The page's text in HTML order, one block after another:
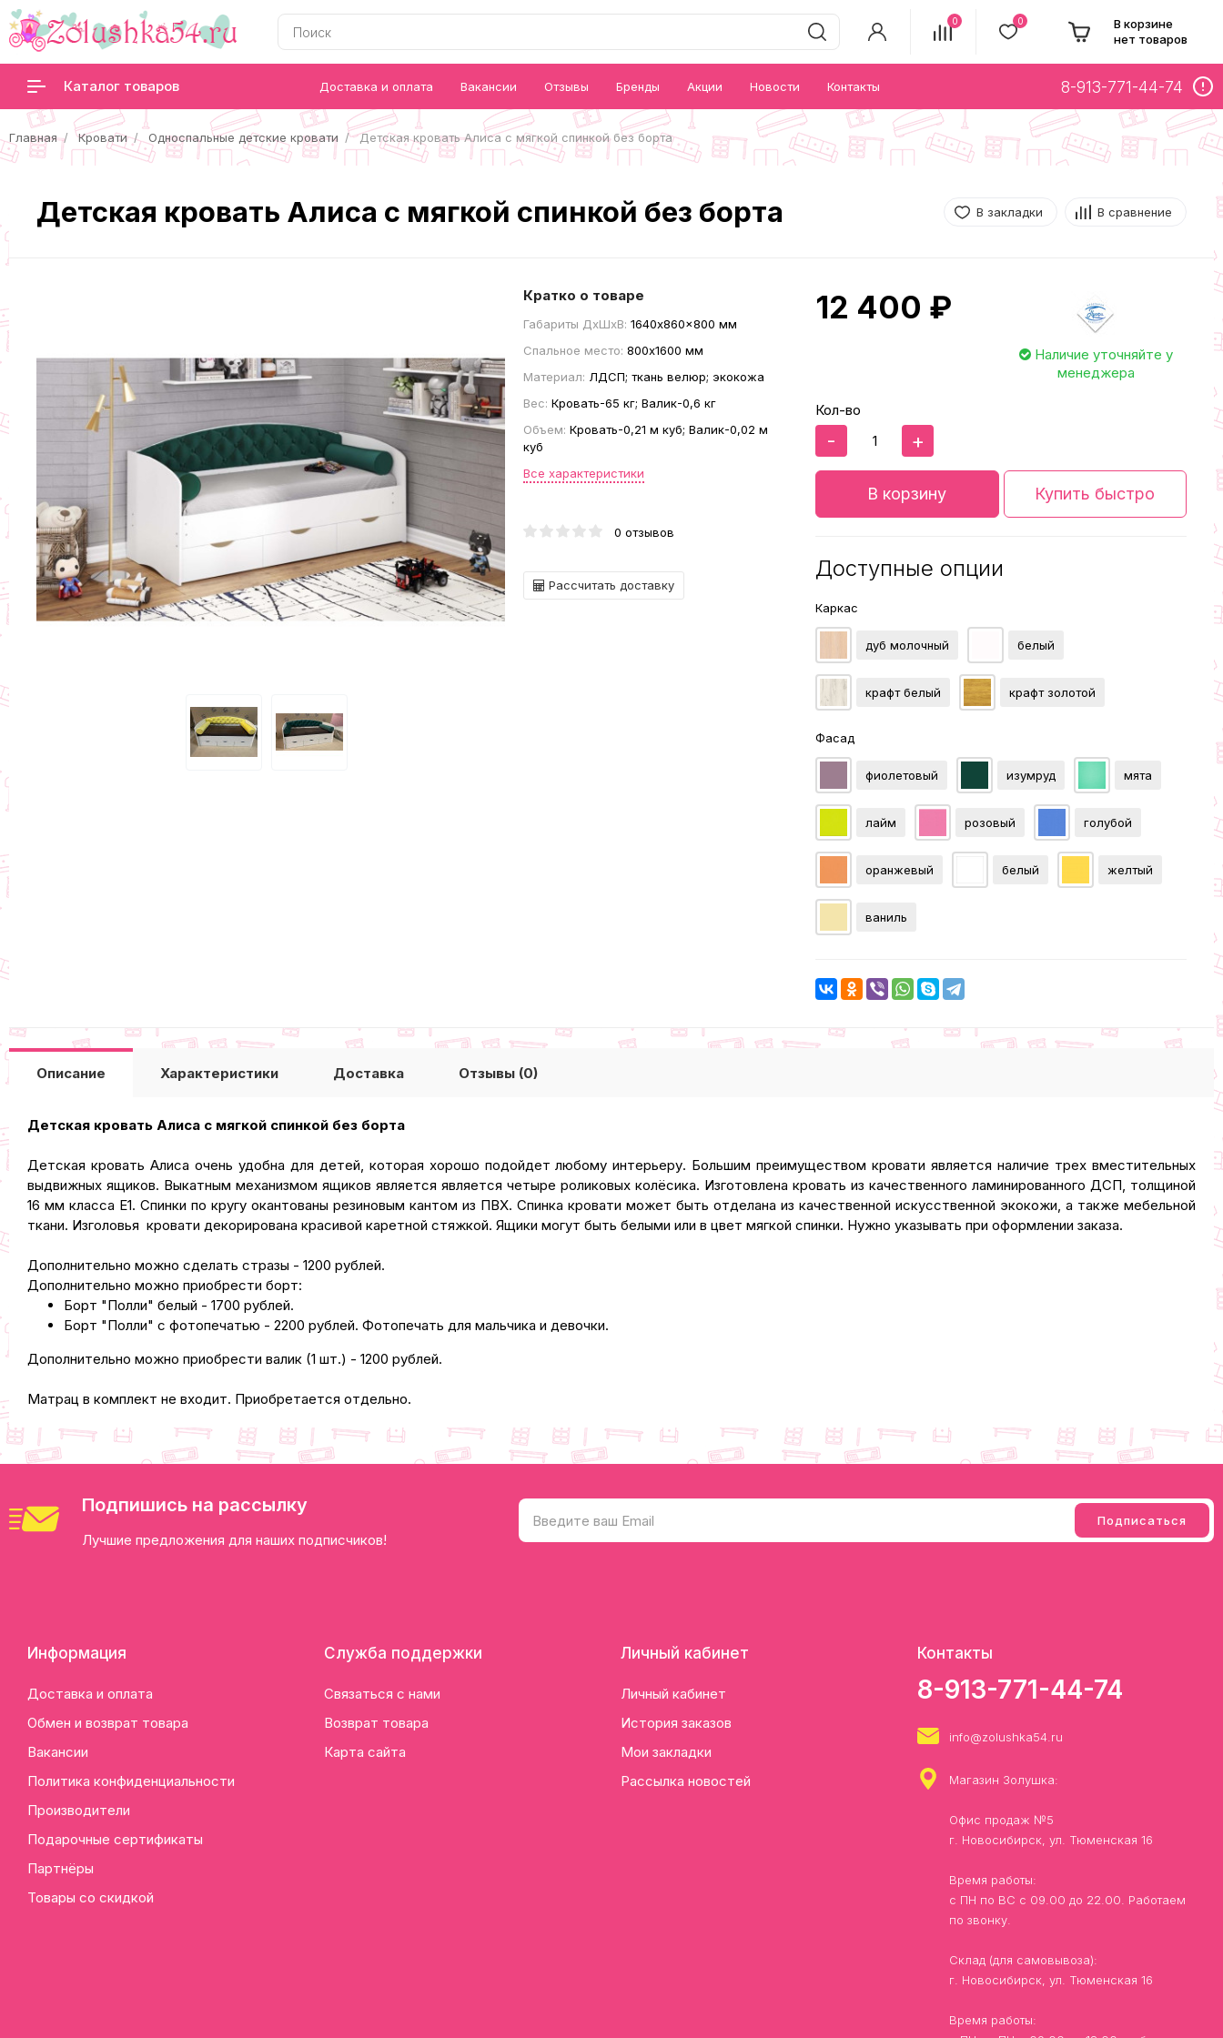
0 0
В корзине
нет товаров
Каталог товаров Доставка и оплата Вакансии Отзывы Бренды Акции Новости Контакты 8-913-771-44-74
Главная Кровати Односпальные детские кровати Детская кровать Алиса с мягкой спинкой без борта
Детская кровать Алиса с мягкой спинкой без борта В закладки В сравнение
Кратко о товаре
Габариты ДxШxВ: 1640x860x800 мм
Спальное место: 800x1600 мм
Материал: ЛДСП; ткань велюр; экокожа
Вес: Кровать-65 кг; Валик-0,6 кг
Объем: Кровать-0,21 м куб; Валик-0,02 м
куб
Все характеристики
0 отзывов
Рассчитать доставку
12 400 ₽
Наличие уточняйте у
менеджера
Кол-во
- +
В корзину Купить быстро
Доступные опции
Каркас
дуб молочный белый
крафт белый крафт золотой
Фасад
фиолетовый изумруд мята
лайм розовый голубой
оранжевый белый желтый
ваниль
Описание Характеристики Доставка Отзывы (0)
Детская кровать Алиса с мягкой спинкой без борта
Детская кровать Алиса очень удобна для детей, которая хорошо подойдет любому интерьеру. Большим преимуществом кровати является наличие трех вместительных
выдвижных ящиков. Выкатным механизмом ящиков является является четыре роликовых колёсика. Изготовлена кровать из качественного ламинированного ДСП, толщиной
16 мм класса Е1. Спинки по кругу окантованы резиновым кантом из ПВХ. Спинка кровати может быть отделана из качественной искусственной экокожи, а также мебельной
ткани. Изголовья кровати декорирована красивой каретной стяжкой. Ящики могут быть белыми или в цвет мягкой спинки. Нужно указывать при оформлении заказа.
Дополнительно можно сделать стразы - 1200 рублей.
Дополнительно можно приобрести борт:
Борт "Полли" белый - 1700 рублей.
Борт "Полли" с фотопечатью - 2200 рублей. Фотопечать для мальчика и девочки.
Дополнительно можно приобрести валик (1 шт.) - 1200 рублей.
Матрац в комплект не входит. Приобретается отдельно.
Подпишись на рассылку
Лучшие предложения для наших подписчиков!
Информация
Доставка и оплата
Обмен и возврат товара
Вакансии
Политика конфиденциальности
Производители
Подарочные сертификаты
Партнёры
Товары со скидкой
Служба поддержки
Связаться с нами
Возврат товара
Карта сайта
Личный кабинет
Личный кабинет
История заказов
Мои закладки
Рассылка новостей
Контакты
8-913-771-44-74
info@zolushka54.ru
Магазин Золушка:
Офис продаж №5
г. Новосибирск, ул. Тюменская 16
Время работы:
с ПН по ВС с 09.00 до 22.00. Работаем
по звонку.
Склад (для самовывоза):
г. Новосибирск, ул. Тюменская 16
Время работы: